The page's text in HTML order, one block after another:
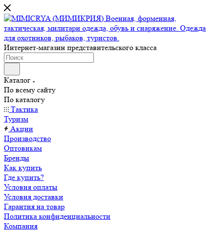
Интернет-магазин представительского класса
Каталог
По всему сайту
По каталогу
Тактика
Туризм
Акции
Производство
Оптовикам
Бренды
Как купить
Где купить?
Условия оплаты
Условия доставки
Гарантия на товар
Политика конфиденциальности
Компания